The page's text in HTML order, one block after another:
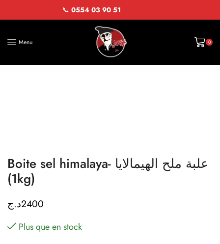
📞 0554 03 90 51
Menu 0
Boite sel himalaya- علبة ملح الهيمالايا
(1kg)
2400د.ج
Plus que en stock